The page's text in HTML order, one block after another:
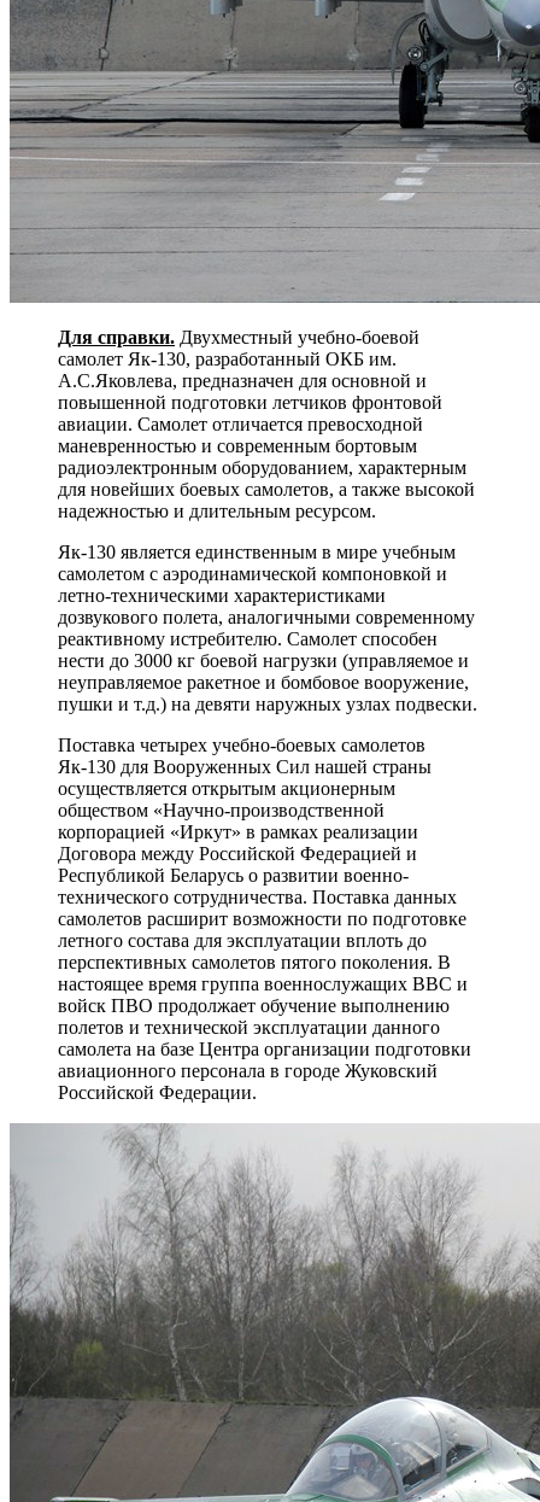
Для справки. Двухместный учебно-боевой
самолет Як-130, разработанный ОКБ им.
А.С.Яковлева, предназначен для основной и
повышенной подготовки летчиков фронтовой
авиации. Самолет отличается превосходной
маневренностью и современным бортовым
радиоэлектронным оборудованием, характерным
для новейших боевых самолетов, а также высокой
надежностью и длительным ресурсом.
Як-130 является единственным в мире учебным
самолетом с аэродинамической компоновкой и
летно-техническими характеристиками
дозвукового полета, аналогичными современному
реактивному истребителю. Самолет способен
нести до 3000 кг боевой нагрузки (управляемое и
неуправляемое ракетное и бомбовое вооружение,
пушки и т.д.) на девяти наружных узлах подвески.
Поставка четырех учебно-боевых самолетов
Як-130 для Вооруженных Сил нашей страны
осуществляется открытым акционерным
обществом «Научно-производственной
корпорацией «Иркут» в рамках реализации
Договора между Российской Федерацией и
Республикой Беларусь о развитии военно-
технического сотрудничества. Поставка данных
самолетов расширит возможности по подготовке
летного состава для эксплуатации вплоть до
перспективных самолетов пятого поколения. В
настоящее время группа военнослужащих ВВС и
войск ПВО продолжает обучение выполнению
полетов и технической эксплуатации данного
самолета на базе Центра организации подготовки
авиационного персонала в городе Жуковский
Российской Федерации.